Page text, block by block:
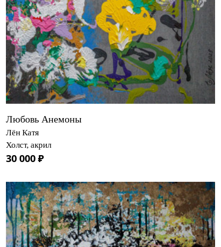
Любовь Анемоны
Лён Катя
Холст, акрил
30 000 ₽